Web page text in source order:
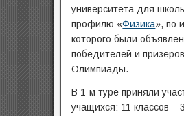
университета для
профилю «Физика», по
которого были
победителей и призеров
Олимпиады.
В 1-м туре приняли
учащихся: 11 классов –